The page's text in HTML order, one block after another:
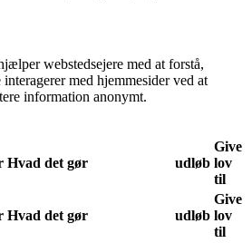
webstedsejere med at forstå,
med hjemmesider ved at
information anonymt.
Hvad det gør udløb
Give
lov
til
Hvad det gør udløb
Give
lov
til